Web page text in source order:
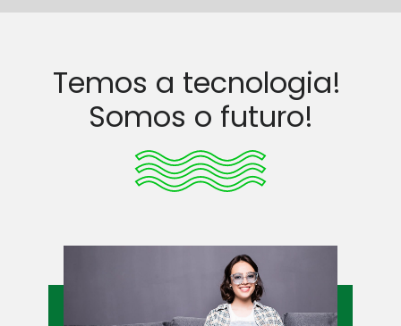
Temos a tecnologia!
Somos o futuro!